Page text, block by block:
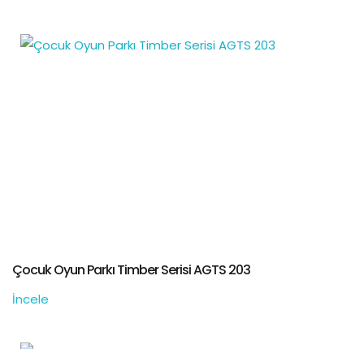
Çocuk Oyun Parkı Timber Serisi AGTS 203
İncele